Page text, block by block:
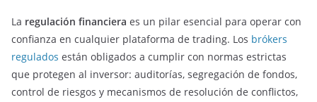
La regulación financiera es un pilar esencial para operar con
confianza en cualquier plataforma de trading. Los brókers
regulados están obligados a cumplir con normas estrictas
que protegen al inversor: auditorías, segregación de fondos,
control de riesgos y mecanismos de resolución de conflictos,